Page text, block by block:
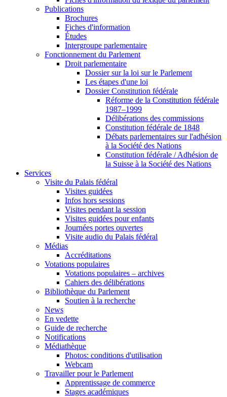
Publications
Brochures
Fiches d'information
Études
Intergroupe parlementaire
Fonctionnement du Parlement
Droit parlementaire
Dossier sur la loi sur le Parlement
Les étapes d'une loi
Dossier Constitution fédérale
Réforme de la Constitution fédérale
1987–1999
Délibérations des commissions
Constitution fédérale de 1848
Débats parlementaires sur l'adhésion
à la Société des Nations
Constitution fédérale / Adhésion de
la Suisse à la Société des Nations
Services
Visite du Palais fédéral
Visites guidées
Infos hors sessions
Visites pendant la session
Visites guidées pour enfants
Journées portes ouvertes
Visite audio du Palais fédéral
Médias
Accréditations
Votations populaires
Votations populaires – archives
Cahiers des délibérations
Bibliothèque du Parlement
Soutien à la recherche
News
En vedette
Guide de recherche
Notifications
Médiathèque
Photos: conditions d'utilisation
Webcam
Travailler pour le Parlement
Apprentissage de commerce
Stages académiques